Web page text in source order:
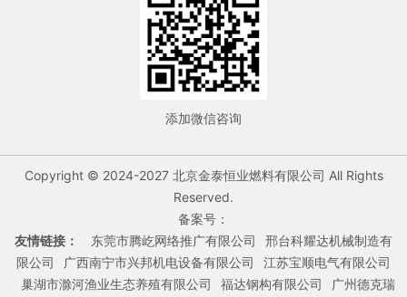
添加微信咨询
Copyright © 2024-2027 北京金泰恒业燃料有限公司 All Rights
Reserved.
备案号：
友情链接：
东莞市腾屹网络推广有限公司
邢台科耀达机械制造有
限公司
广西南宁市兴邦机电设备有限公司
江苏宝顺电气有限公司
巢湖市滁河渔业生态养殖有限公司
福达钢构有限公司
广州德克瑞